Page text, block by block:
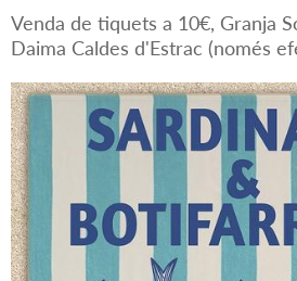
Venda de tiquets a 10€, Granja
Daima Caldes d'Estrac (només